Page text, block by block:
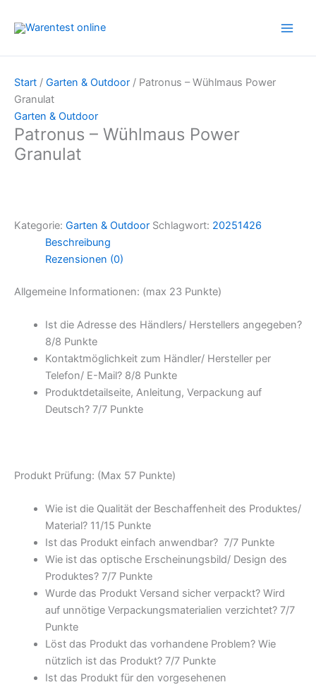
Inhalt
Start / Garten & Outdoor / Patronus – Wühlmaus Power
Granulat
Garten & Outdoor
Patronus – Wühlmaus Power
Granulat
Kategorie: Garten & Outdoor Schlagwort: 20251426
Beschreibung
Rezensionen (0)
Allgemeine Informationen: (max 23 Punkte)
Ist die Adresse des Händlers/ Herstellers angegeben?
8/8 Punkte
Kontaktmöglichkeit zum Händler/ Hersteller per
Telefon/ E-Mail? 8/8 Punkte
Produktdetailseite, Anleitung, Verpackung auf
Deutsch? 7/7 Punkte
Produkt Prüfung: (Max 57 Punkte)
Wie ist die Qualität der Beschaffenheit des Produktes/
Material? 11/15 Punkte
Ist das Produkt einfach anwendbar? 7/7 Punkte
Wie ist das optische Erscheinungsbild/ Design des
Produktes? 7/7 Punkte
Wurde das Produkt Versand sicher verpackt? Wird
auf unnötige Verpackungsmaterialien verzichtet? 7/7
Punkte
Löst das Produkt das vorhandene Problem? Wie
nützlich ist das Produkt? 7/7 Punkte
Ist das Produkt für den vorgesehenen